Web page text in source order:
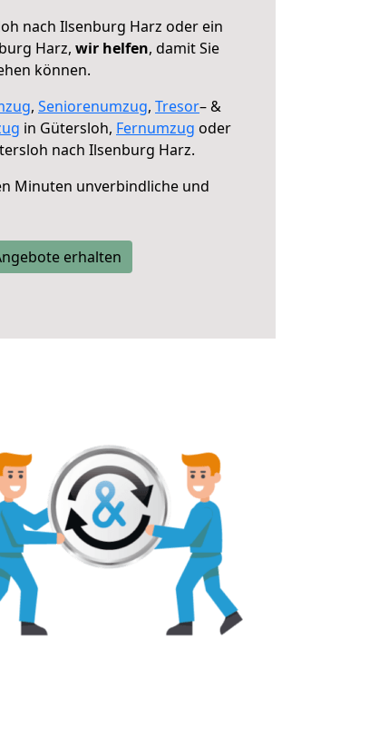
nach Ilsenburg Harz oder ein
Harz, wir helfen, damit Sie
können.
, Seniorenumzug, Tresor– &
in Gütersloh, Fernumzug oder
nach Ilsenburg Harz.
Minuten unverbindliche und
erhalten